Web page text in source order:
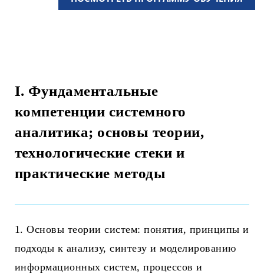
I. Фундаментальные
компетенции системного
аналитика; основы теории,
технологические стеки и
практические методы
1. Основы теории систем: понятия, принципы и
подходы к анализу, синтезу и моделированию
информационных систем, процессов и